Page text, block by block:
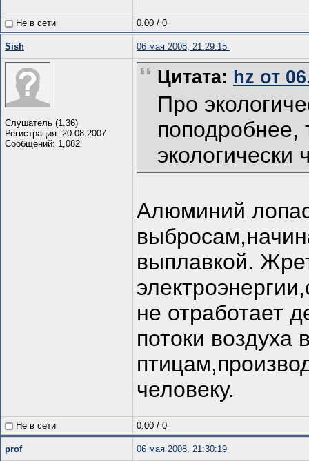
Не в сети 0.00 / 0
Sish 06 мая 2008, 21:29:15
Слушатель (1.36)
Регистрация: 20.08.2007
Сообщений: 1,082
Цитата: hz от
Про
поподробнее,
экологически
Алюминий
выплавкой.
не отработает
потоки
человеку.
Не в сети 0.00 / 0
prof 06 мая 2008, 21:30:19